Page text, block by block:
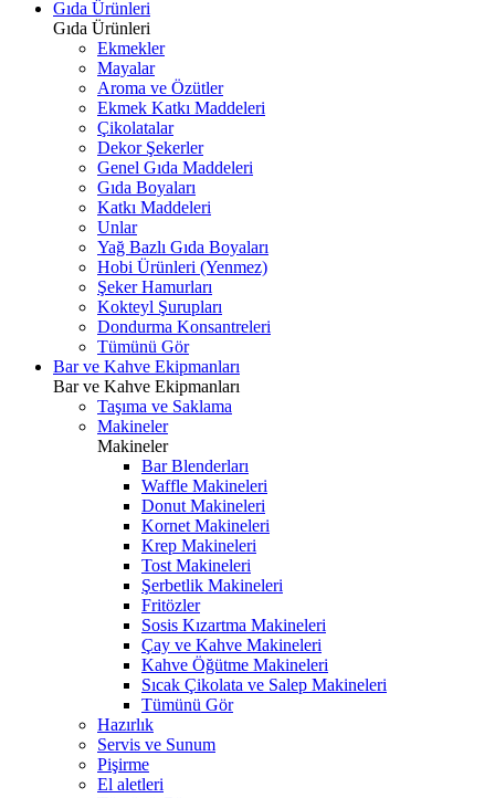
Gıda Ürünleri
Gıda Ürünleri
Ekmekler
Mayalar
Aroma ve Özütler
Ekmek Katkı Maddeleri
Çikolatalar
Dekor Şekerler
Genel Gıda Maddeleri
Gıda Boyaları
Katkı Maddeleri
Unlar
Yağ Bazlı Gıda Boyaları
Hobi Ürünleri (Yenmez)
Şeker Hamurları
Kokteyl Şurupları
Dondurma Konsantreleri
Tümünü Gör
Bar ve Kahve Ekipmanları
Bar ve Kahve Ekipmanları
Taşıma ve Saklama
Makineler
Makineler
Bar Blenderları
Waffle Makineleri
Donut Makineleri
Kornet Makineleri
Krep Makineleri
Tost Makineleri
Şerbetlik Makineleri
Fritözler
Sosis Kızartma Makineleri
Çay ve Kahve Makineleri
Kahve Öğütme Makineleri
Sıcak Çikolata ve Salep Makineleri
Tümünü Gör
Hazırlık
Servis ve Sunum
Pişirme
El aletleri